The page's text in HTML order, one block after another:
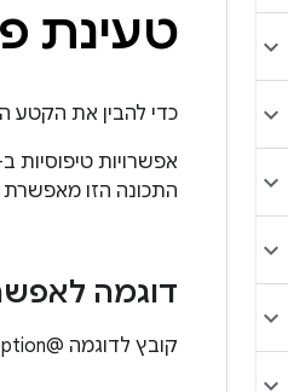
טעינת
כדי להבין את הקטע
התכונה הזו
דוגמה
קובץ לדוגמה @option: